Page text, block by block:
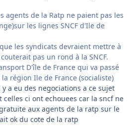
agents de la Ratp ne paient pas les
les lignes SNCF d'Ile de
les syndicats devraient mettre à
pas un rond à la SNCF.
D'île de France qui va passé
région Ile de France (socialiste)
a eu des negociations a ce sujet
ci ont echouees car la sncf ne
aux agents de la ratp sur le
ok du cote de la ratp